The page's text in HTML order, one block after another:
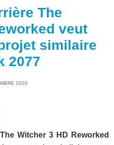
The
veut
similaire
2077
2020
Witcher 3 HD Reworked